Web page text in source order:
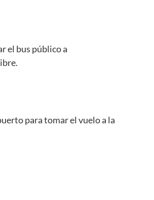
el bus público a
para tomar el vuelo a la